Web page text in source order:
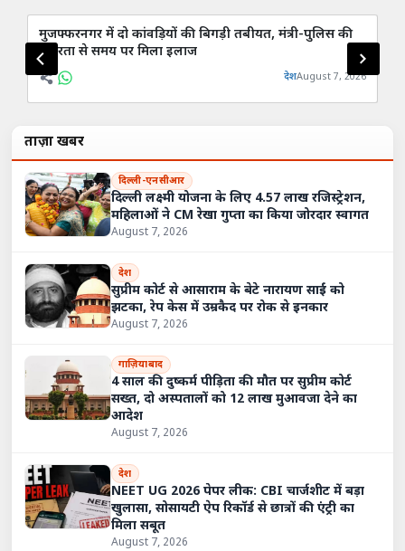
मुजफ्फरनगर में दो कांवड़ियों की बिगड़ी तबीयत, मंत्री-पुलिस की
तत्परता से समय पर मिला इलाज
देशAugust 7, 2026
ताज़ा खबरें
दिल्ली-एनसीआर
दिल्ली लक्ष्मी योजना के लिए 4.57 लाख रजिस्ट्रेशन,
महिलाओं ने CM रेखा गुप्ता का किया जोरदार स्वागत
August 7, 2026
देश
सुप्रीम कोर्ट से आसाराम के बेटे नारायण साईं को
झटका, रेप केस में उम्रकैद पर रोक से इनकार
August 7, 2026
गाज़ियाबाद
4 साल की दुष्कर्म पीड़िता की मौत पर सुप्रीम कोर्ट
सख्त, दो अस्पतालों को 12 लाख मुआवजा देने का
आदेश
August 7, 2026
देश
NEET UG 2026 पेपर लीक: CBI चार्जशीट में बड़ा
खुलासा, सोसायटी ऐप रिकॉर्ड से छात्रों की एंट्री का
मिला सबूत
August 7, 2026